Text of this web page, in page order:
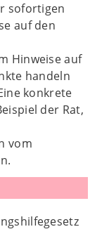
sofortigen
auf den
Hinweise auf
handeln
konkrete
der Rat,
vom